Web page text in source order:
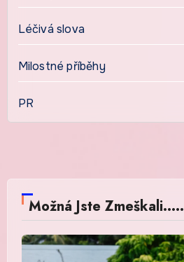
Léčivá slova
Milostné příběhy
PR
Možná Jste Zmeškali.....